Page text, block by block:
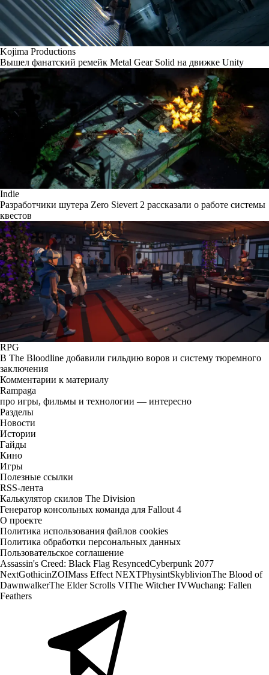
Kojima Productions
Вышел фанатский ремейк Metal Gear Solid на движке Unity
Indie
Разработчики шутера Zero Sievert 2 рассказали о работе системы
квестов
RPG
В The Bloodline добавили гильдию воров и систему тюремного
заключения
Комментарии к материалу
Rampaga
про игры, фильмы и технологии — интересно
Разделы
Новости
Истории
Гайды
Кино
Игры
Полезные ссылки
RSS-лента
Калькулятор скилов The Division
Генератор консольных команда для Fallout 4
О проекте
Политика использования файлов cookies
Политика обработки персональных данных
Пользовательское соглашение
Assassin's Creed: Black Flag ResyncedCyberpunk 2077
NextGothicinZOIMass Effect NEXTPhysintSkyblivionThe Blood of
DawnwalkerThe Elder Scrolls VIThe Witcher IVWuchang: Fallen
Feathers